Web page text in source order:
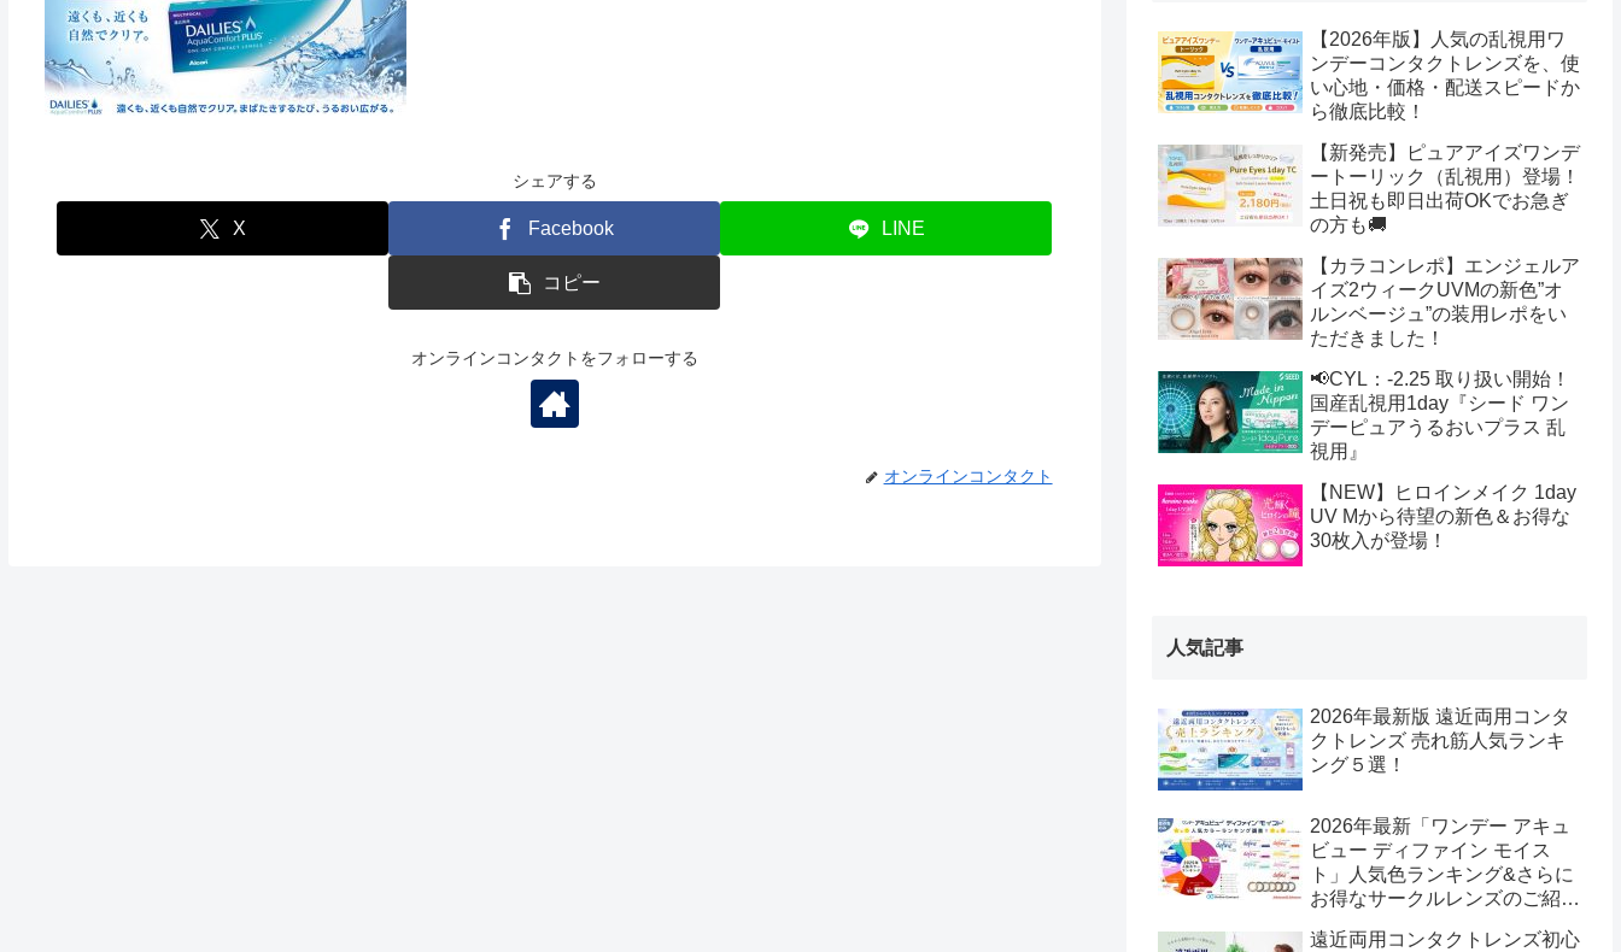
シェアする
X Facebook LINE
コピー
オンラインコンタクトをフォローする
オンラインコンタクト
【2026年版】人気の乱視用ワ
ンデーコンタクトレンズを、使
い心地・価格・配送スピードか
ら徹底比較！
【新発売】ピュアアイズワンデ
ートーリック（乱視用）登場！
土日祝も即日出荷OKでお急ぎ
の方も🚚
【カラコンレポ】エンジェルア
イズ2ウィークUVMの新色”オ
ルンベージュ”の装用レポをい
ただきました！
📢CYL：-2.25 取り扱い開始！
国産乱視用1day『シード ワン
デーピュアうるおいプラス 乱
視用』
【NEW】ヒロインメイク 1day
UV Mから待望の新色＆お得な
30枚入が登場！
人気記事
2026年最新版 遠近両用コンタ
クトレンズ 売れ筋人気ランキ
ング５選！
2026年最新「ワンデー アキュ
ビュー ディファイン モイス
ト」人気色ランキング&さらに
お得なサークルレンズのご紹
遠近両用コンタクトレンズ初心